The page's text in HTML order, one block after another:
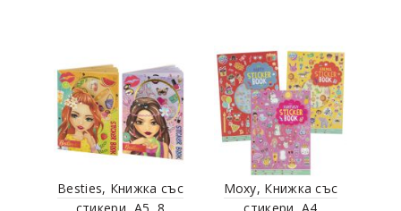
Besties, Книжка със
Moxy, Книжка със